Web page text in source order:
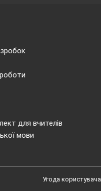
для вчителів
мови
Угода користувача